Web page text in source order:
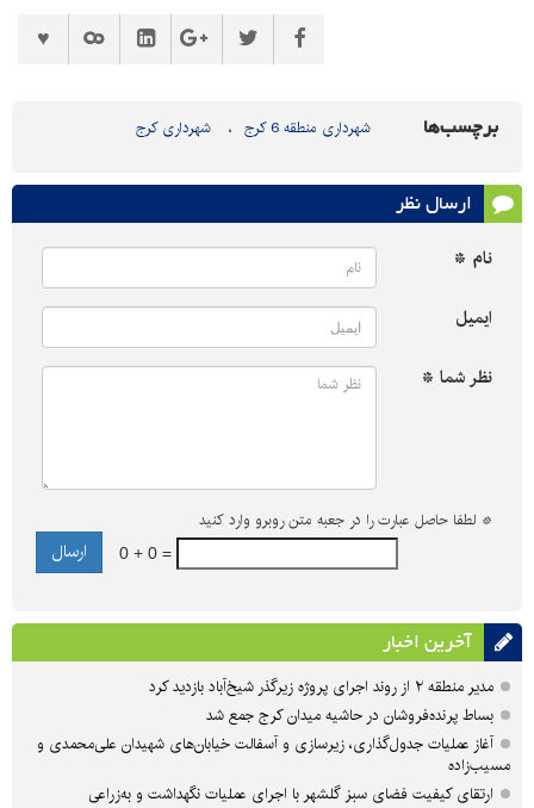
برچسب‌ها شهرداری منطقه 6 کرج شهرداری کرج
ارسال نظر
نام *
ایمیل
نظر شما *
* لطفا حاصل عبارت را در جعبه متن روبرو وارد کنید
0 + 0 =
آخرین اخبار
مدیر منطقه ۲ از روند اجرای پروژه زیرگذر شیخ‌آباد بازدید کرد
بساط پرنده‌فروشان در حاشیه میدان کرج جمع شد
آغاز عملیات جدول‌گذاری، زیرسازی و آسفالت خیابان‌های شهیدان علی‌محمدی و
مسیب‌زاده
ارتقای کیفیت فضای سبز گلشهر با اجرای عملیات نگهداشت و به‌زراعی